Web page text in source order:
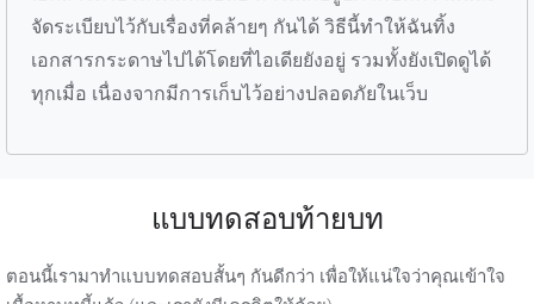
จัดระเบียบไว้กับเรื่องที่คล้ายๆ กันได้ วิธีนี้ทำให้ฉันทิ้ง
เอกสารกระดาษไปได้โดยที่ไอเดียยังอยู่ รวมทั้งยังเปิดดูได้
ทุกเมื่อ เนื่องจากมีการเก็บไว้อย่างปลอดภัยในเว็บ
แบบทดสอบท้ายบท
ตอนนี้เรามาทำแบบทดสอบสั้นๆ กันดีกว่า เพื่อให้แน่ใจว่าคุณเข้าใจ